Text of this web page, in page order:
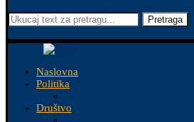
Pretraga
Naslovna
Politika
Društvo